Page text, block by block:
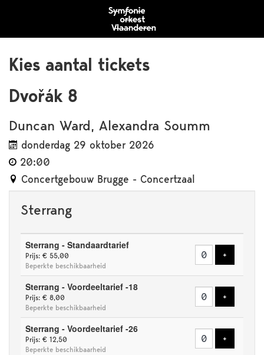
Kies aantal tickets
Dvořák 8
Duncan Ward, Alexandra Soumm
donderdag 29 oktober 2026
20:00
Concertgebouw Brugge - Concertzaal
Sterrang
Aantal
tickets
Sterrang - Standaardtarief
Prijs: € 55,00
Beperkte beschikbaarheid
+
Sterrang - Voordeeltarief -18
Prijs: € 8,00
Beperkte beschikbaarheid
+
Sterrang - Voordeeltarief -26
Prijs: € 12,50
Beperkte beschikbaarheid
+